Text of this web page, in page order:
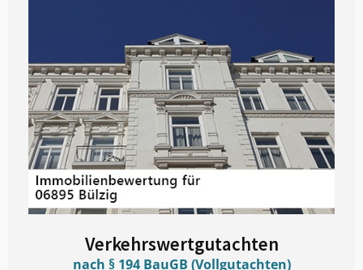
Verkehrswertgutachten
nach § 194 BauGB (Vollgutachten)